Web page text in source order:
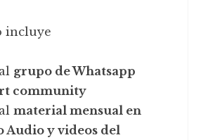
incluye
grupo de Whatsapp
community
material mensual en
Audio y videos del